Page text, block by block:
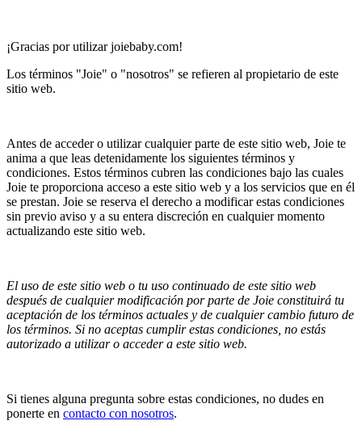
¡Gracias por utilizar joiebaby.com!
Los términos "Joie" o "nosotros" se refieren al propietario de este
sitio web.
Antes de acceder o utilizar cualquier parte de este sitio web, Joie te
anima a que leas detenidamente los siguientes términos y
condiciones. Estos términos cubren las condiciones bajo las cuales
Joie te proporciona acceso a este sitio web y a los servicios que en él
se prestan. Joie se reserva el derecho a modificar estas condiciones
sin previo aviso y a su entera discreción en cualquier momento
actualizando este sitio web.
El uso de este sitio web o tu uso continuado de este sitio web
después de cualquier modificación por parte de Joie constituirá tu
aceptación de los términos actuales y de cualquier cambio futuro de
los términos. Si no aceptas cumplir estas condiciones, no estás
autorizado a utilizar o acceder a este sitio web.
Si tienes alguna pregunta sobre estas condiciones, no dudes en
ponerte en contacto con nosotros.